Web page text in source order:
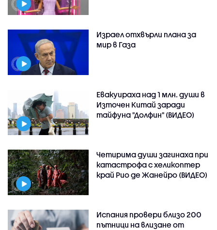
Израел отхвърли плана за
мир в Газа
Евакуираха над 1 млн. души в
Източен Китай заради
тайфуна "Долфин" (ВИДЕО)
Четирима души загинаха при
катастрофа с хеликоптер
край Рио де Жанейро (ВИДЕО)
Испания провери близо 200
пътници на влизане от